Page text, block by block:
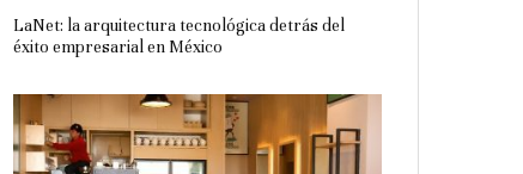
LaNet: la arquitectura tecnológica detrás del
éxito empresarial en México